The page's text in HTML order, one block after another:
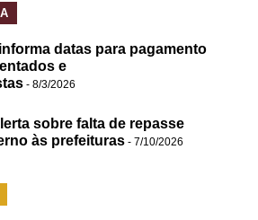
datas para pagamento
e
- 8/3/2026
sobre falta de repasse
às prefeituras - 7/10/2026